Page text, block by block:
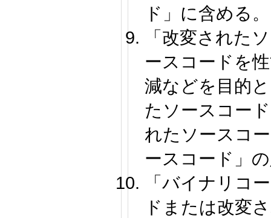
ド」に含める。
「改変された
ースコードを
減などを目的
たソースコー
れたソースコ
ースコード」
「バイナリコ
ドまたは改変